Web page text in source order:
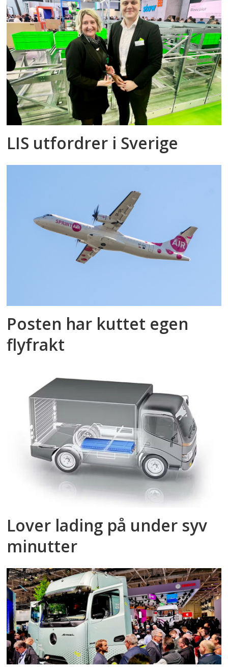
LIS utfordrer i Sverige
Posten har kuttet egen
flyfrakt
Lover lading på under syv
minutter